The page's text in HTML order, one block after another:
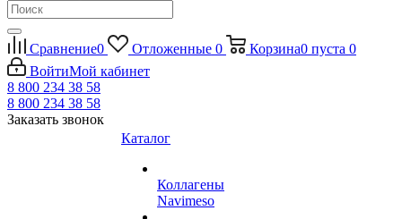
Сравнение0 Отложенные 0 Корзина0 пуста 0
ВойтиМой кабинет
8 800 234 38 58
8 800 234 38 58
Заказать звонок
Каталог
Коллагены
Navimeso